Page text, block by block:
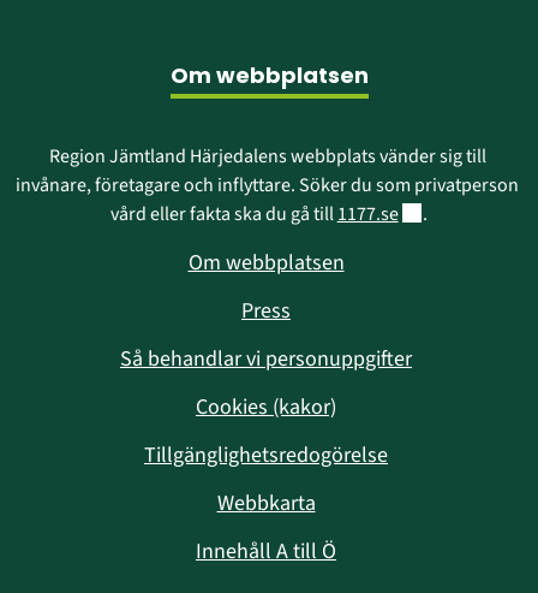
Om webbplatsen
Region Jämtland Härjedalens webbplats vänder sig till
invånare, företagare och inflyttare. Söker du som privatperson
vård eller fakta ska du gå till 1177.seLänk till annan
.
Om webbplatsen
Press
Så behandlar vi personuppgifter
Cookies (kakor)
Tillgänglighetsredogörelse
Webbkarta
Innehåll A till Ö